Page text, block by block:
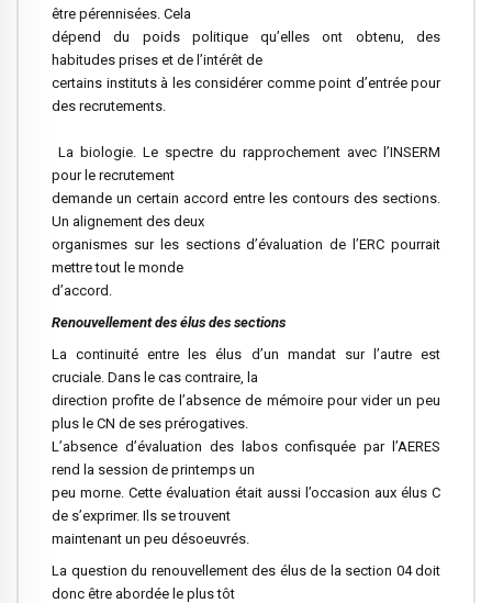
être pérennisées. Cela
dépend du poids politique qu’elles ont obtenu, des
habitudes prises et de l’intérêt de
certains instituts à les considérer comme point d’entrée pour
des recrutements.
La biologie. Le spectre du rapprochement avec l’INSERM
pour le recrutement
demande un certain accord entre les contours des sections.
Un alignement des deux
organismes sur les sections d’évaluation de l’ERC pourrait
mettre tout le monde
d’accord.
Renouvellement des élus des sections
La continuité entre les élus d’un mandat sur l’autre est
cruciale. Dans le cas contraire, la
direction profite de l’absence de mémoire pour vider un peu
plus le CN de ses prérogatives.
L’absence d’évaluation des labos confisquée par l’AERES
rend la session de printemps un
peu morne. Cette évaluation était aussi l’occasion aux élus C
de s’exprimer. Ils se trouvent
maintenant un peu désoeuvrés.
La question du renouvellement des élus de la section 04 doit
donc être abordée le plus tôt